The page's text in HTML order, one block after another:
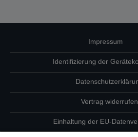
Impressum
Identifizierung der
Vertrag widerrufen
Einhaltung der EU-